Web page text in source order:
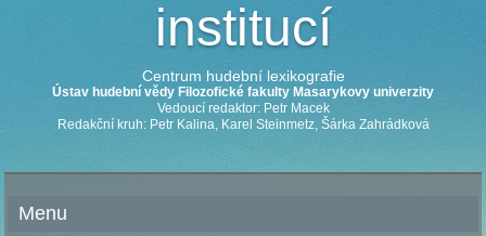
institucí
Centrum hudební lexikografie
Ústav hudební vědy Filozofické fakulty Masarykovy univerzity
Vedoucí redaktor: Petr Macek
Redakční kruh: Petr Kalina, Karel Steinmetz, Šárka Zahrádková
Menu